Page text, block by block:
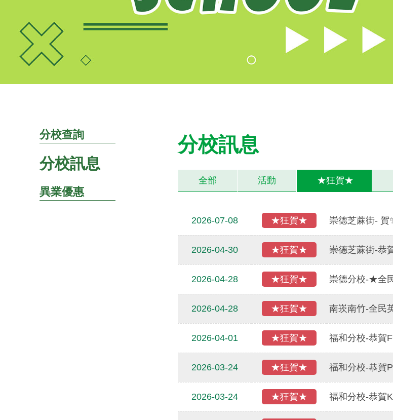
分校查詢
分校訊息
異業優惠
分校訊息
全部 活動 ★狂賀★
2026-07-08 ★狂賀★ 崇德芝蔴街- 賀
2026-04-30 ★狂賀★ 崇德芝蔴街-恭
2026-04-28 ★狂賀★ 崇德分校-★全
2026-04-28 ★狂賀★ 南崁南竹-全民
2026-04-01 ★狂賀★ 福和分校-恭賀
2026-03-24 ★狂賀★ 福和分校-恭賀
2026-03-24 ★狂賀★ 福和分校-恭賀